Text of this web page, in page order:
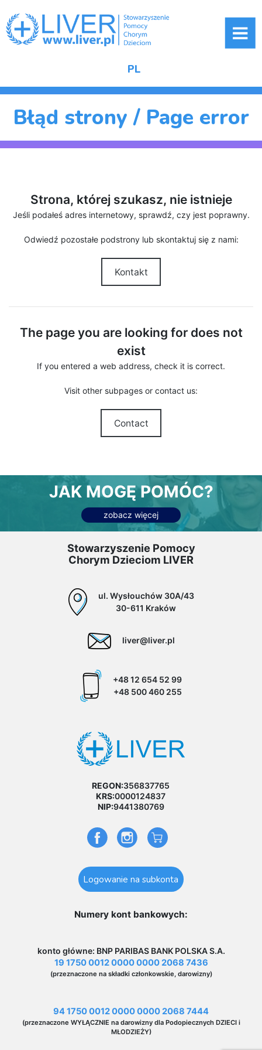
PL
Błąd strony / Page error
Strona, której szukasz, nie istnieje
Jeśli podałeś adres internetowy, sprawdź, czy jest poprawny.
Odwiedź pozostałe podstrony lub skontaktuj się z nami:
Kontakt
The page you are looking for does not
exist
If you entered a web address, check it is correct.
Visit other subpages or contact us:
Contact
JAK MOGĘ POMÓC?
zobacz więcej
Stowarzyszenie Pomocy
Chorym Dzieciom LIVER
ul. Wysłouchów 30A/43
30-611 Kraków
liver@liver.pl
+48 12 654 52 99
+48 500 460 255
REGON:356837765
KRS:0000124837
NIP:9441380769
Logowanie na subkonta
Numery kont bankowych:
konto główne: BNP PARIBAS BANK POLSKA S.A.
19 1750 0012 0000 0000 2068 7436
(przeznaczone na składki członkowskie, darowizny)
94 1750 0012 0000 0000 2068 7444
(przeznaczone WYŁĄCZNIE na darowizny dla Podopiecznych DZIECI i
MŁODZIEŻY)